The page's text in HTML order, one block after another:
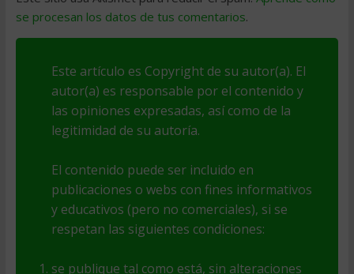
se procesan los datos de tus comentarios.
Este artículo es Copyright de su autor(a). El
autor(a) es responsable por el contenido y
las opiniones expresadas, así como de la
legitimidad de su autoría.
El contenido puede ser incluido en
publicaciones o webs con fines informativos
y educativos (pero no comerciales), si se
respetan las siguientes condiciones:
se publique tal como está, sin alteraciones